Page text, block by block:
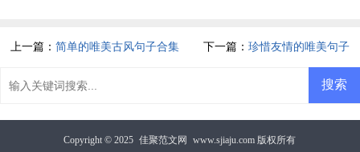
上一篇：简单的唯美古风句子合集 下一篇： 珍惜友情的唯美句子
Copyright © 2025 佳聚范文网 www.sjiaju.com 版权所有